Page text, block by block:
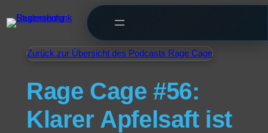
Zurück zur Übersicht des Podcasts Rage Cage
Rage Cage #56:
Klarer Apfelsaft ist